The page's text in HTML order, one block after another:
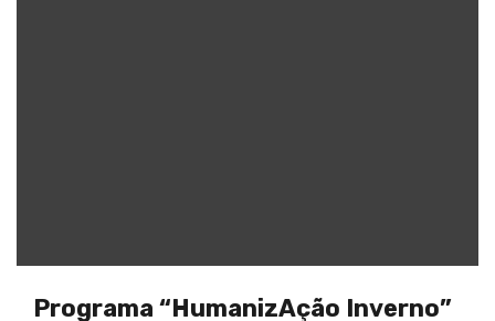
Programa “HumanizAção Inverno”